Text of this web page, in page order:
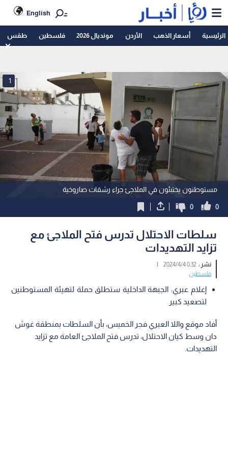
English
الرئيسية أسعار الذهب الأردن مونديال 2026 فلسطين طقس
مستوطنون يختبئون في الملاجئ جراء رشقات صاروخية
1
0
0
سلطات الاحتلال تدرس فتح الملاجئ مع
تزايد التهديدات
نشر :0:32 2024/4/4
|
فلسطين
إعلام عبري: الجبهة الداخلية ستطلق حملة لتهيئة المستوطنين
لتصعيد كبير
أفاد موقع واللا العبري فجر الخميس، بأن السلطات بمنطقة غوش
دان وسط كيان الاحتلال، تدرس فتح الملاجئ العامة مع تزايد
التهديدات.